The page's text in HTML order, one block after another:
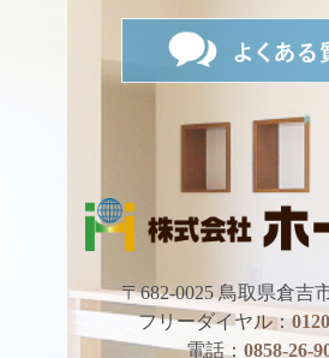
〒682-0025 鳥取県倉吉
フリーダイヤル：
電話： 0858-26-